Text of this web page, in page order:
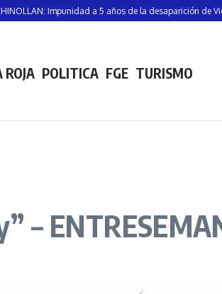
Impunidad a 5 años de la desaparición de
ROJA POLITICA FGE TURISMO
–